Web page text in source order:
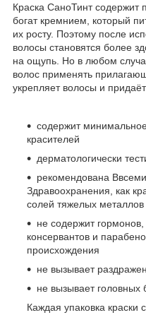
Краска СаноТинт содержит
богат кремнием, который
их росту. Поэтому после
волосы становятся более
на ощупь. Но в любом
волос применять
укрепляет волосы и
содержит
красителей
дерматологически
рекомендована
Здравоохранения, как
солей тяжелых металлов
не содержит
консервантов и
происхождения
не вызывает
не вызывает головных
Каждая упаковка краски